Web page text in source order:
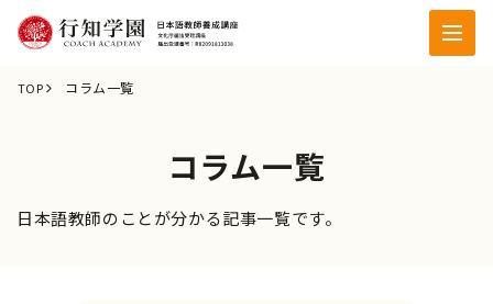
TOP コラム一覧
コラム一覧
日本語教師のことが分かる記事一覧です。